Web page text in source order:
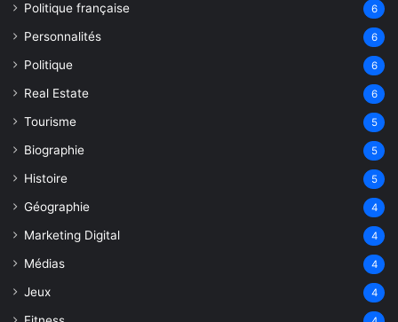
Politique française 6
Personnalités 6
Politique 6
Real Estate 6
Tourisme 5
Biographie 5
Histoire 5
Géographie 4
Marketing Digital 4
Médias 4
Jeux 4